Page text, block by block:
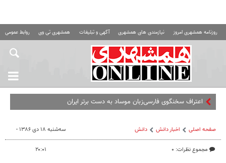
روزنامه همشهری امروز نیازمندی های همشهری آگهی و تبلیغات همشهری تی وی روابط عمومی
اعتراف سخنگوی فارسی‌زبان موساد به دست برتر ایران
صفحه اصلی اخبار دانش دانش
مجموع نظرات: ۰
سه‌شنبه ۱۸ دی ۱۳۸۶ -
۲۰:۰۱